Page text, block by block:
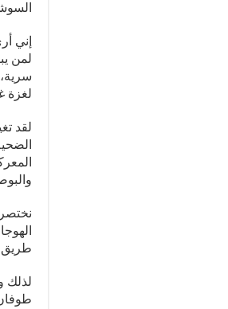
إني
لمن
سرية،
لغزة
لقد
طريق
لذلك